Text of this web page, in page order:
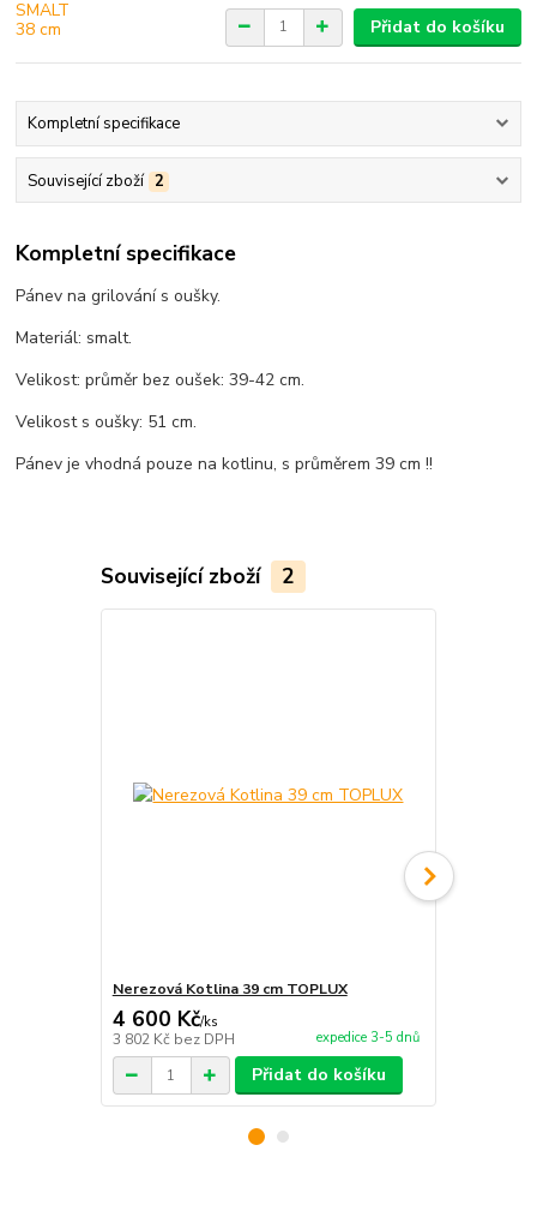
Přidat do košíku
Kompletní specifikace
Související zboží 2
Kompletní specifikace
Pánev na grilování s oušky.
Materiál: smalt.
Velikost: průměr bez oušek: 39-42 cm.
Velikost s oušky: 51 cm.
Pánev je vhodná pouze na kotlinu, s průměrem 39 cm !!
Související zboží 2
Nerezová Kotlina 39 cm TOPLUX
4 600 Kč/ks
3 802 Kč bez DPH expedice 3-5 dnů
Přidat do košíku